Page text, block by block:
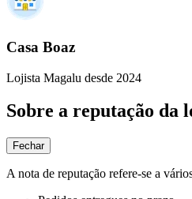
Casa Boaz
Lojista Magalu desde 2024
Sobre a reputação da
Fechar
A nota de reputação refere-se a